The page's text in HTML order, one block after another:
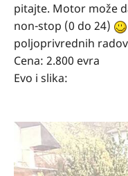
pitajte. Motor može
non-stop (0 do 24)
poljoprivrednih
Cena: 2.800 evra
Evo i slika: